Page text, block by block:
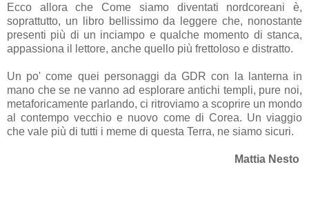
Ecco allora che Come siamo diventati nordcoreani è,
soprattutto, un libro bellissimo da leggere che, nonostante
presenti più di un inciampo e qualche momento di stanca,
appassiona il lettore, anche quello più frettoloso e distratto.
Un po' come quei personaggi da GDR con la lanterna in
mano che se ne vanno ad esplorare antichi templi, pure noi,
metaforicamente parlando, ci ritroviamo a scoprire un mondo
al contempo vecchio e nuovo come di Corea. Un viaggio
che vale più di tutti i meme di questa Terra, ne siamo sicuri.
Mattia Nesto